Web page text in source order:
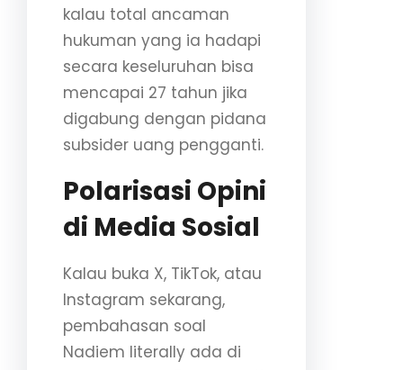
kalau total ancaman
hukuman yang ia hadapi
secara keseluruhan bisa
mencapai 27 tahun jika
digabung dengan pidana
subsider uang pengganti.
Polarisasi Opini
di Media Sosial
Kalau buka X, TikTok, atau
Instagram sekarang,
pembahasan soal
Nadiem literally ada di